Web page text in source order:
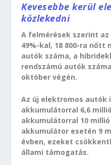
Kevesebbe kerül
közlekedni
A felmérések szerint az
49%-kal, 18 800-ra nőtt
autók száma, a
rendszámú autók
október végén.
Az új elektromos autók
akkumulátorral 6,6
akkumulátorral 10 millió
akkumulátor esetén 9
évben, ezeket
állami támogatás.